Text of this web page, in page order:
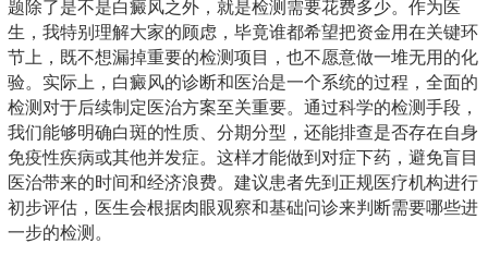
题除了是不是白癜风之外，就是检测需要花费多少。作为医
生，我特别理解大家的顾虑，毕竟谁都希望把资金用在关键环
节上，既不想漏掉重要的检测项目，也不愿意做一堆无用的化
验。实际上，白癜风的诊断和医治是一个系统的过程，全面的
检测对于后续制定医治方案至关重要。通过科学的检测手段，
我们能够明确白斑的性质、分期分型，还能排查是否存在自身
免疫性疾病或其他并发症。这样才能做到对症下药，避免盲目
医治带来的时间和经济浪费。建议患者先到正规医疗机构进行
初步评估，医生会根据肉眼观察和基础问诊来判断需要哪些进
一步的检测。